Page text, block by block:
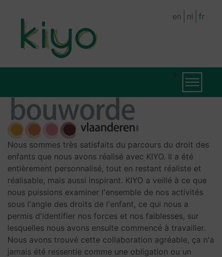
content
en nl fr
NAVIGATION
Toggle
Nous sommes très satisfaits du parcours du droit des
enfants que nous avons réalisé avec KIYO. Il a été
entièrement personnalisé, tout en restant réaliste et
réalisable, mais aussi inspirant. KIYO a veillé à ce que
nous puissions examiner l'ensemble de nos activités
sous l'angle des droits de l'enfant, ce qui nous a
permis d'identifier nos forces et nos faiblesses, sur
lesquelles nous avons ensuite commencé à travailler.
Nous avons trouvé cette collaboration agréable, ça n'a
jamais été ressentie comme une obligation ou un